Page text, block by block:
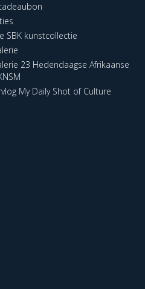
SBK kunstcollectie
23 Hedendaagse Afrikaanse
My Daily Shot of Culture